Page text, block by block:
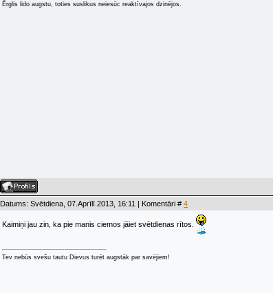
Ērglis lido augstu, toties suslikus neiesūc reaktīvajos dzinējos.
Datums: Svētdiena, 07.Aprīlī.2013, 16:11 | Komentāri # 4
Kaimiņi jau zin, ka pie manis ciemos jāiet svētdienas rītos.
Tev nebūs svešu tautu Dievus turēt augstāk par savējiem!